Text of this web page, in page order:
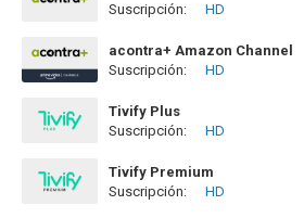
Suscripción:
HD
acontra+ Amazon Channel
Suscripción:
HD
Tivify Plus
Disponible hasta el Mié, 09 May
Suscripción: HD
Tivify Premium
Disponible hasta el Mié, 09 May
Suscripción: HD